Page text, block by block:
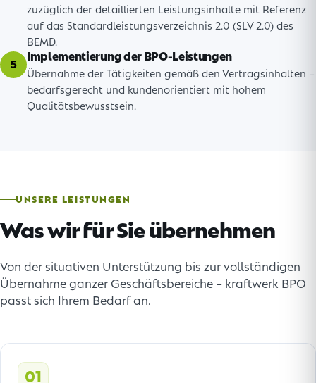
zuzüglich der detaillierten Leistungsinhalte mit Referenz
auf das Standardleistungsverzeichnis 2.0 (SLV 2.0) des
BEMD.
5
Implementierung der BPO-Leistungen
Übernahme der Tätigkeiten gemäß den Vertragsinhalten –
bedarfsgerecht und kundenorientiert mit hohem
Qualitätsbewusstsein.
UNSERE LEISTUNGEN
Was wir für Sie übernehmen
Von der situativen Unterstützung bis zur vollständigen
Übernahme ganzer Geschäftsbereiche – kraftwerk BPO
passt sich Ihrem Bedarf an.
01